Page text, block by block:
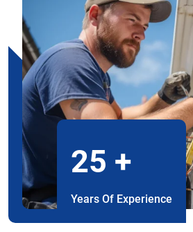
25 +
Years Of Experience